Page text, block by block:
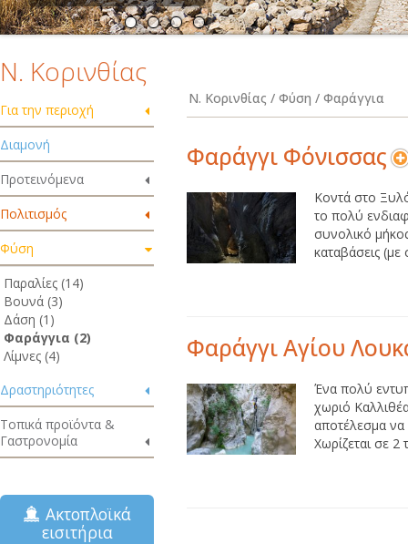
Ν. Κορινθίας
Για την περιοχή
Διαμονή
Προτεινόμενα
Πολιτισμός
Φύση
Παραλίες (14)
Βουνά (3)
Δάση (1)
Φαράγγια (2)
Λίμνες (4)
Δραστηριότητες
Τοπικά προϊόντα &
Γαστρονομία
Ακτοπλοϊκά
εισιτήρια
Ν. Κορινθίας / Φύση / Φαράγγια
Φαράγγι Φόνισσας
Κοντά στο
το πολύ
συνολικό
καταβάσεις (με
Φαράγγι Αγίου
Ένα πολύ
χωριό
αποτέλεσμα να
Χωρίζεται σε 2